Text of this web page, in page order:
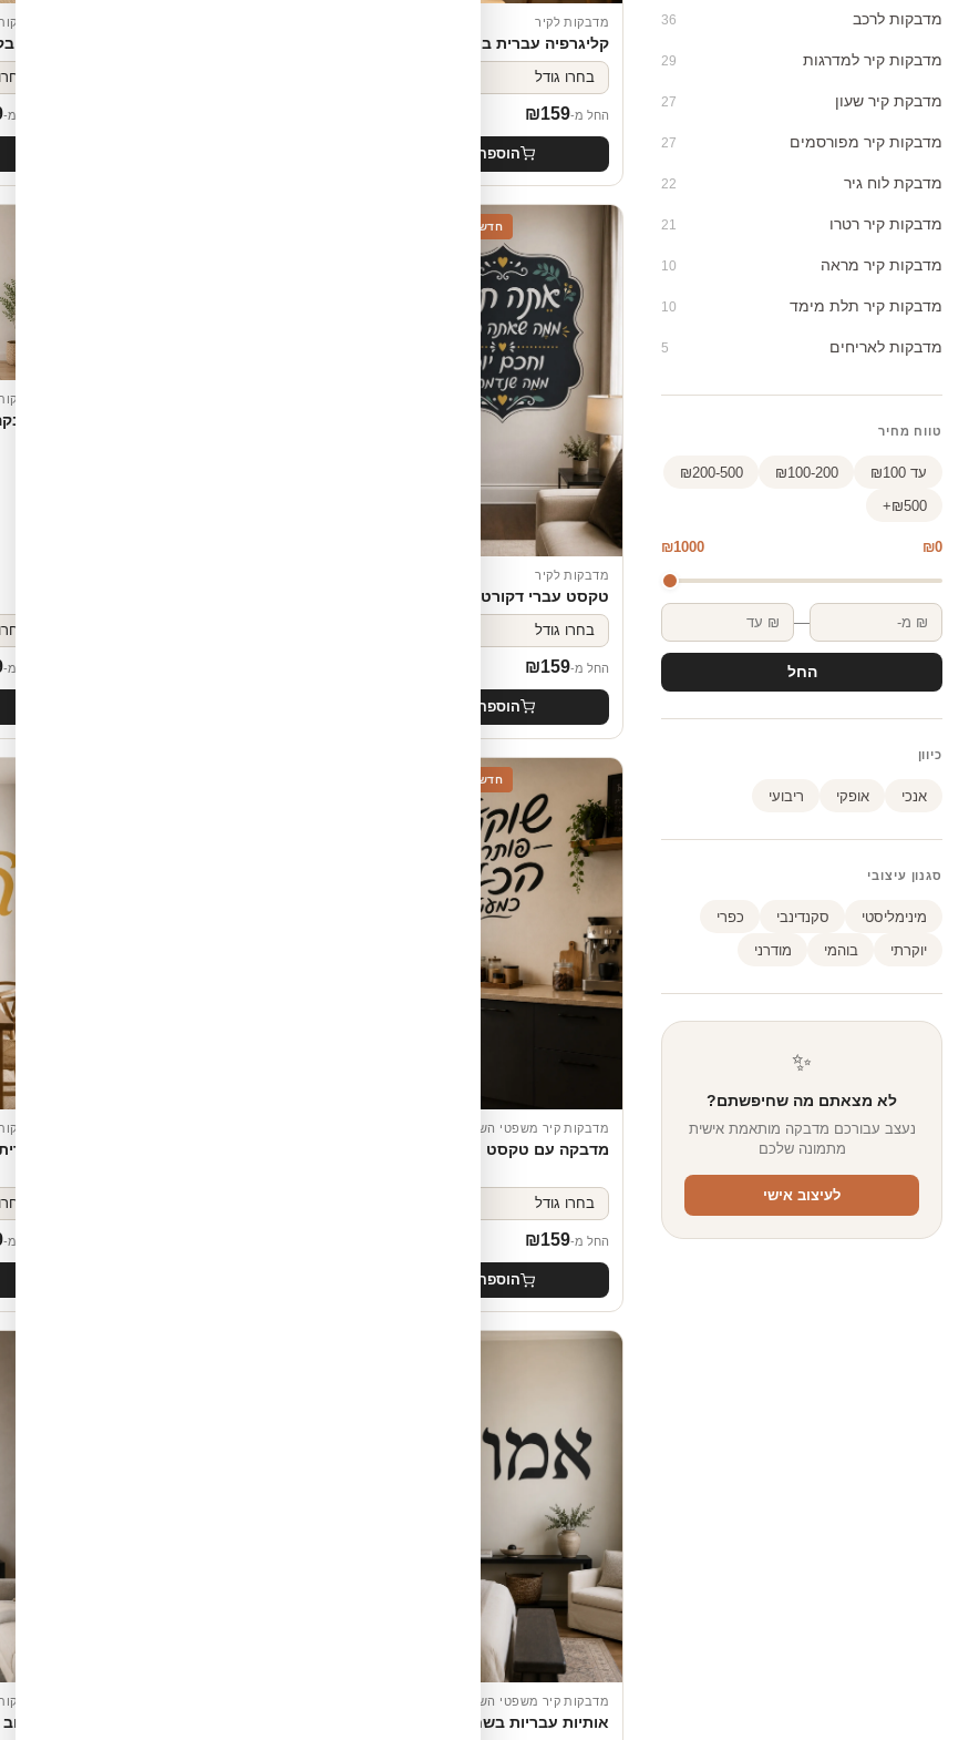
מדבקות לרכב 36
מדבקות קיר למדרגות 29
מדבקת קיר שעון 27
מדבקות קיר מפורסמים 27
מדבקת לוח גיר 22
מדבקות קיר רטרו 21
מדבקות קיר מראה 10
מדבקות קיר תלת מימד 10
מדבקות לאריחים 5
טווח מחיר
עד ₪100 ₪100-200
₪200-500
₪500+
₪0
₪1000
—
החל
כיוון
אנכי אופקי ריבועי
סגנון עיצובי
מינימליסטי סקנדינבי
כפרי
יוקרתי
בוהמי מודרני
✨
לא מצאתם מה שחיפשתם?
נעצב עבורכם מדבקה מותאמת אישית
מתמונה שלכם
לעיצוב אישי
מדבקות לקיר
קליגרפיה עברית בעיצוב אומנותי
החל מ- ₪159
הוספה לסל
יופי
החל מ-
חדש
מדבקות לקיר
טקסט עברי דקורטיבי על מדבקה
החל מ- ₪159
הוספה לסל
החל מ-
חדש
מדבקות קיר משפטי השראה
מדבקה עם טקסט עברי ולב
החל מ- ₪159
הוספה לסל
החל מ-
מדבקות קיר משפטי השראה
אותיות עבריות בשחור-לבן